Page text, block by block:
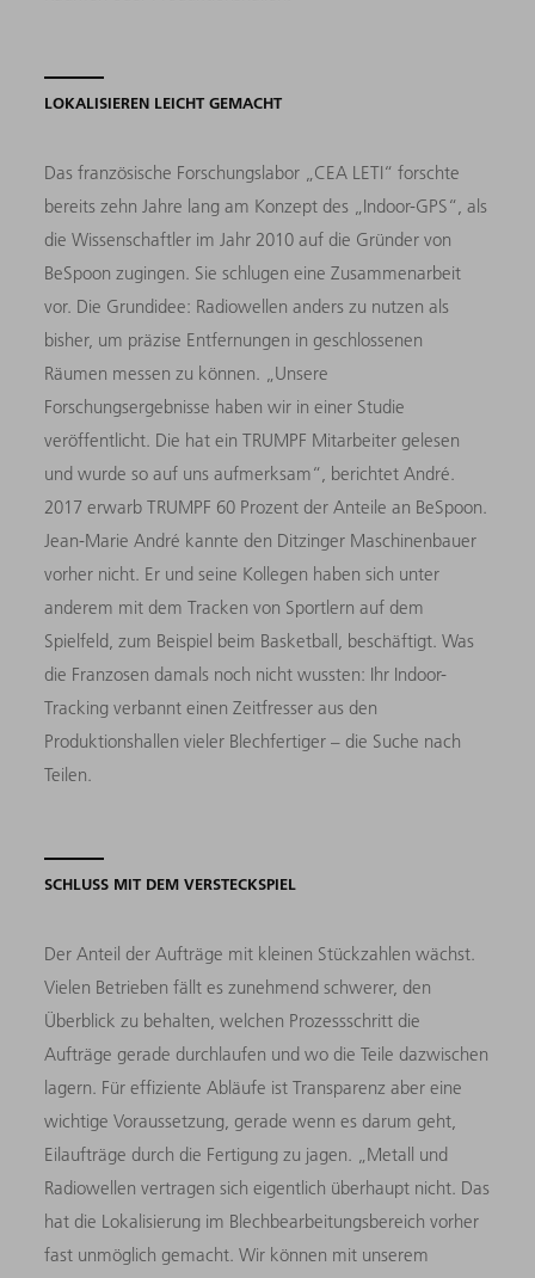
LOKALISIEREN LEICHT GEMACHT
Das französische Forschungslabor „CEA LETI“ forschte
bereits zehn Jahre lang am Konzept des „Indoor-GPS“, als
die Wissenschaftler im Jahr 2010 auf die Gründer von
BeSpoon zugingen. Sie schlugen eine Zusammenarbeit
vor. Die Grundidee: Radiowellen anders zu nutzen als
bisher, um präzise Entfernungen in geschlossenen
Räumen messen zu können. „Unsere
Forschungsergebnisse haben wir in einer Studie
veröffentlicht. Die hat ein TRUMPF Mitarbeiter gelesen
und wurde so auf uns aufmerksam“, berichtet André.
2017 erwarb TRUMPF 60 Prozent der Anteile an BeSpoon.
Jean-Marie André kannte den Ditzinger Maschinenbauer
vorher nicht. Er und seine Kollegen haben sich unter
anderem mit dem Tracken von Sportlern auf dem
Spielfeld, zum Beispiel beim Basketball, beschäftigt. Was
die Franzosen damals noch nicht wussten: Ihr Indoor-
Tracking verbannt einen Zeitfresser aus den
Produktionshallen vieler Blechfertiger – die Suche nach
Teilen.
SCHLUSS MIT DEM VERSTECKSPIEL
Der Anteil der Aufträge mit kleinen Stückzahlen wächst.
Vielen Betrieben fällt es zunehmend schwerer, den
Überblick zu behalten, welchen Prozessschritt die
Aufträge gerade durchlaufen und wo die Teile dazwischen
lagern. Für effiziente Abläufe ist Transparenz aber eine
wichtige Voraussetzung, gerade wenn es darum geht,
Eilaufträge durch die Fertigung zu jagen. „Metall und
Radiowellen vertragen sich eigentlich überhaupt nicht. Das
hat die Lokalisierung im Blechbearbeitungsbereich vorher
fast unmöglich gemacht. Wir können mit unserem